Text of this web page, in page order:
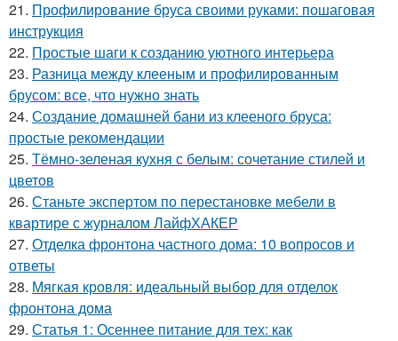
21. Профилирование бруса своими руками: пошаговая
инструкция
22. Простые шаги к созданию уютного интерьера
23. Разница между клееным и профилированным
брусом: все, что нужно знать
24. Создание домашней бани из клееного бруса:
простые рекомендации
25. Тёмно-зеленая кухня с белым: сочетание стилей и
цветов
26. Станьте экспертом по перестановке мебели в
квартире с журналом ЛайфХАКЕР
27. Отделка фронтона частного дома: 10 вопросов и
ответы
28. Мягкая кровля: идеальный выбор для отделок
фронтона дома
29. Статья 1: Осеннее питание для тех: как